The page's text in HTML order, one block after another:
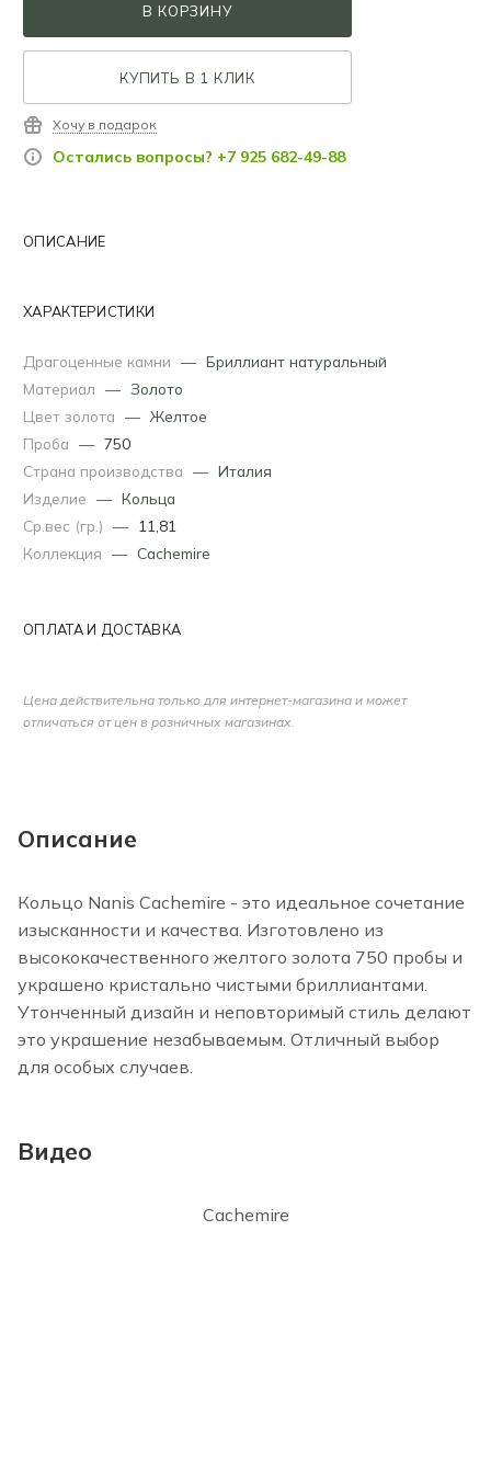
В КОРЗИНУ
КУПИТЬ В 1 КЛИК
Хочу в подарок
Остались вопросы? +7 925 682-49-88
ОПИСАНИЕ
ХАРАКТЕРИСТИКИ
Драгоценные камни — Бриллиант натуральный
Материал — Золото
Цвет золота — Желтое
Проба — 750
Страна производства — Италия
Изделие — Кольца
Ср.вес (гр.) —
11,81
Коллекция — Cachemire
ОПЛАТА И ДОСТАВКА
Цена действительна только для интернет-магазина и может
отличаться от цен в розничных магазинах.
Описание
Кольцо Nanis Cachemire - это идеальное сочетание
изысканности и качества. Изготовлено из
высококачественного желтого золота 750 пробы и
украшено кристально чистыми бриллиантами.
Утонченный дизайн и неповторимый стиль делают
это украшение незабываемым. Отличный выбор
для особых случаев.
Видео
Cachemire